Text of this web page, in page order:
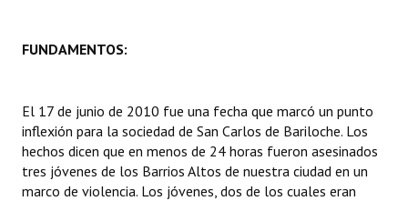
Resoluciones
Resoluciones de Presidencia
INSTITUCIONAL
FUNDAMENTOS:
El 17 de junio de 2010 fue una fecha que marcó un punto
inflexión para la sociedad de San Carlos de Bariloche. Los
hechos dicen que en menos de 24 horas fueron asesinados
tres jóvenes de los Barrios Altos de nuestra ciudad en un
marco de violencia. Los jóvenes, dos de los cuales eran